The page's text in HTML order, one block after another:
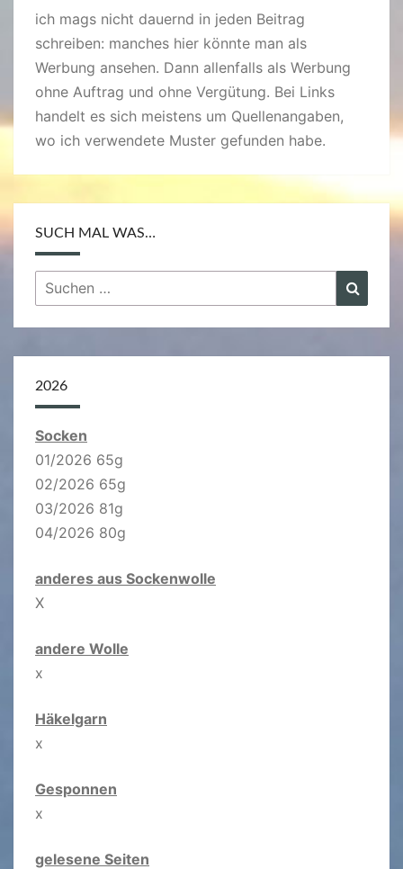
ich mags nicht dauernd in jeden Beitrag
schreiben: manches hier könnte man als
Werbung ansehen. Dann allenfalls als Werbung
ohne Auftrag und ohne Vergütung. Bei Links
handelt es sich meistens um Quellenangaben,
wo ich verwendete Muster gefunden habe.
SUCH MAL WAS…
Suchen
nach:
2026
Socken
01/2026 65g
02/2026 65g
03/2026 81g
04/2026 80g
anderes aus Sockenwolle
X
andere Wolle
x
Häkelgarn
x
Gesponnen
x
gelesene Seiten